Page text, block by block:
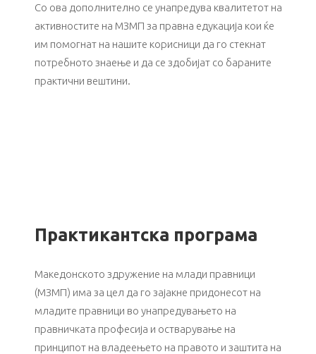
Со ова дополнително се унапредува квалитетот на
активностите на МЗМП за правна едукација кои ќе
им помогнат на нашите корисници да го стекнат
потребното знаење и да се здобијат со бараните
практични вештини.
Практикантска програма
Македонското здружение на млади правници
(МЗМП) има за цел да го зајакнe придонесот на
младите правници во унапредувањето на
правничката професија и остварување на
принципот на владеењето на правото и заштита на